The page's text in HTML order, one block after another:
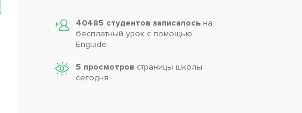
40485 студентов записалось на
бесплатный урок с помощью
Enguide
5 просмотровстраницы школы
сегодня